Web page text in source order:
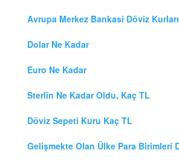
Avrupa Merkez Bankasi Döviz Kurları
Dolar Ne Kadar
Euro Ne Kadar
Sterlin Ne Kadar Oldu, Kaç TL
Döviz Sepeti Kuru Kaç TL
Gelişmekte Olan Ülke Para Birimleri